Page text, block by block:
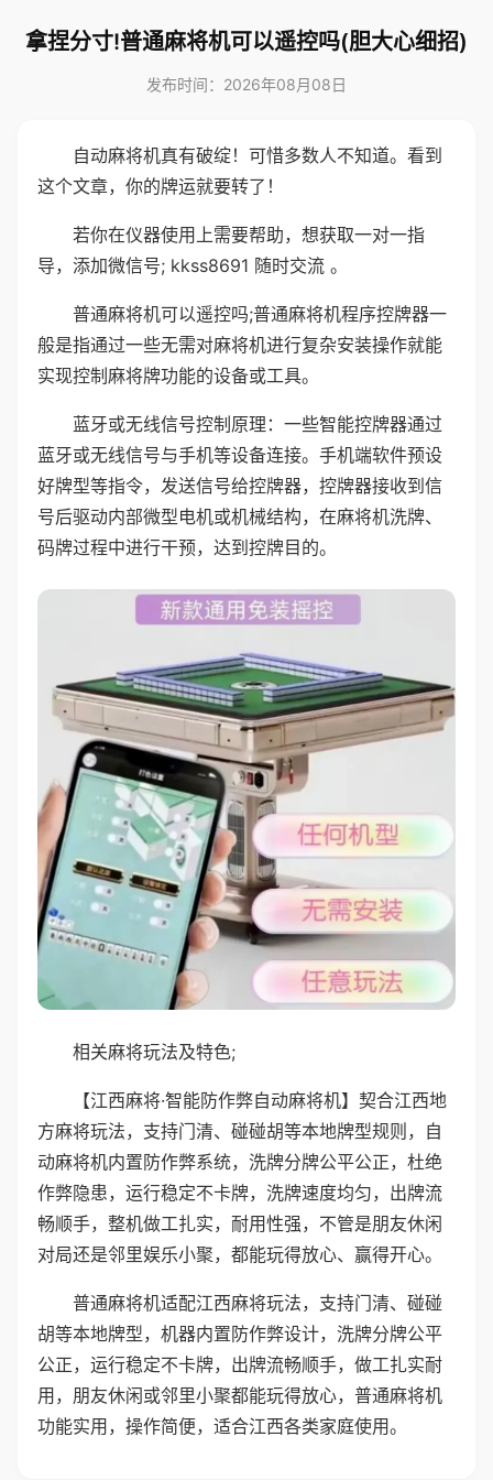
拿捏分寸!普通麻将机可以遥控吗(胆大心细招)
发布时间：2026年08月08日
自动麻将机真有破绽！可惜多数人不知道。看到
这个文章，你的牌运就要转了！
若你在仪器使用上需要帮助，想获取一对一指
导，添加微信号; kkss8691 随时交流 。
普通麻将机可以遥控吗;普通麻将机程序控牌器一
般是指通过一些无需对麻将机进行复杂安装操作就能
实现控制麻将牌功能的设备或工具。
蓝牙或无线信号控制原理：一些智能控牌器通过
蓝牙或无线信号与手机等设备连接。手机端软件预设
好牌型等指令，发送信号给控牌器，控牌器接收到信
号后驱动内部微型电机或机械结构，在麻将机洗牌、
码牌过程中进行干预，达到控牌目的。
相关麻将玩法及特色;
【江西麻将·智能防作弊自动麻将机】契合江西地
方麻将玩法，支持门清、碰碰胡等本地牌型规则，自
动麻将机内置防作弊系统，洗牌分牌公平公正，杜绝
作弊隐患，运行稳定不卡牌，洗牌速度均匀，出牌流
畅顺手，整机做工扎实，耐用性强，不管是朋友休闲
对局还是邻里娱乐小聚，都能玩得放心、赢得开心。
普通麻将机适配江西麻将玩法，支持门清、碰碰
胡等本地牌型，机器内置防作弊设计，洗牌分牌公平
公正，运行稳定不卡牌，出牌流畅顺手，做工扎实耐
用，朋友休闲或邻里小聚都能玩得放心，普通麻将机
功能实用，操作简便，适合江西各类家庭使用。